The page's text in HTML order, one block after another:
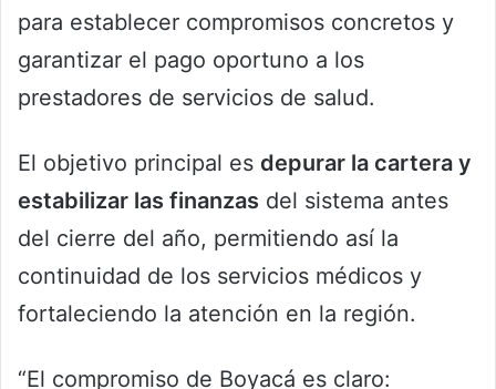
para establecer compromisos concretos y
garantizar el pago oportuno a los
prestadores de servicios de salud.
El objetivo principal es depurar la cartera y
estabilizar las finanzas del sistema antes
del cierre del año, permitiendo así la
continuidad de los servicios médicos y
fortaleciendo la atención en la región.
“El compromiso de Boyacá es claro: